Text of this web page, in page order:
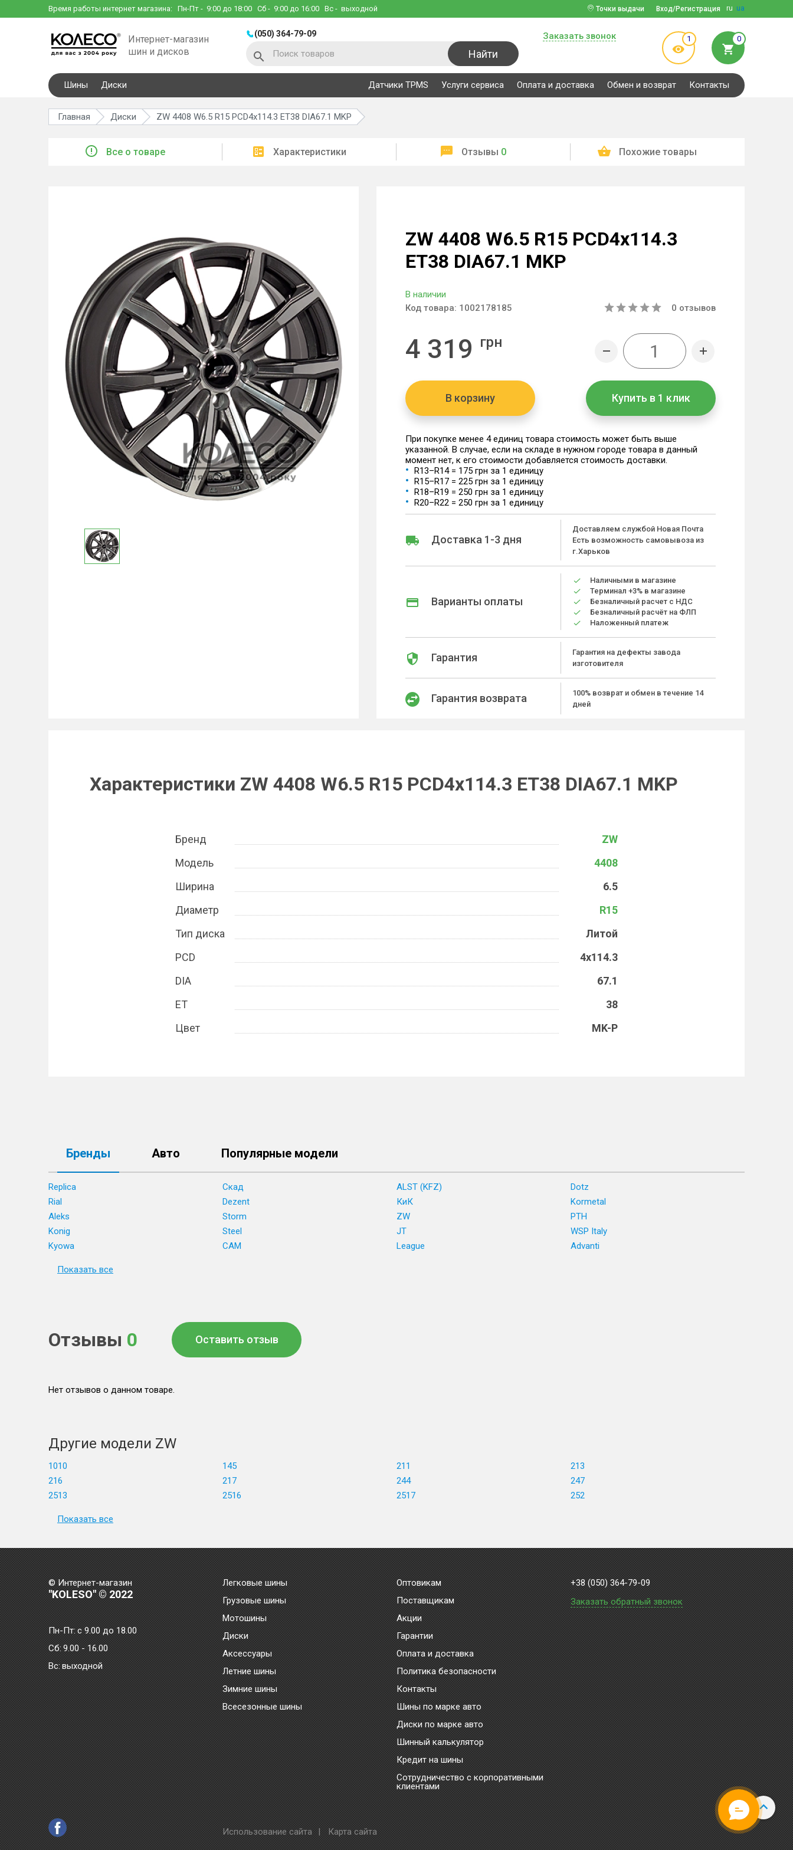
Время работы интернет магазина: Пн-Пт - 9:00 до 18:00 Сб - 9:00 до 16:00 Вс - выходной ru ua
Вход/Регистрация
Точки выдачи
Интернет-магазин
шин и дисков
(050) 364-79-09
Найти
Заказать звонок 1 0
Шины Диски Датчики TPMS Услуги сервиса Оплата и доставка Обмен и возврат Контакты
Главная Диски ZW 4408 W6.5 R15 PCD4x114.3 ET38 DIA67.1 MKP
Все о товаре Характеристики Отзывы 0 Похожие товары
ZW 4408 W6.5 R15 PCD4x114.3
ET38 DIA67.1 MKP
В наличии
Код товара: 1002178185 0 отзывов
4 319 грн
В корзину Купить в 1 клик
При покупке менее 4 единиц товара стоимость может быть выше
указанной. В случае, если на складе в нужном городе товара в данный
момент нет, к его стоимости добавляется стоимость доставки.
R13–R14 = 175 грн за 1 единицу
R15–R17 = 225 грн за 1 единицу
R18–R19 = 250 грн за 1 единицу
R20–R22 = 250 грн за 1 единицу
Доставка 1-3 дня
Доставляем службой Новая Почта
Есть возможность самовывоза из
г.Харьков
Варианты оплаты
Наличными в магазине
Терминал +3% в магазине
Безналичный расчет с НДС
Безналичный расчёт на ФЛП
Наложенный платеж
Гарантия
Гарантия на дефекты завода
изготовителя
Гарантия возврата
100% возврат и обмен в течение 14
дней
Характеристики ZW 4408 W6.5 R15 PCD4x114.3 ET38 DIA67.1 MKP
Бренд
ZW
Модель
4408
Ширина
6.5
Диаметр
R15
Тип диска
Литой
PCD
4x114.3
DIA
67.1
ET
38
Цвет
MK-P
Бренды Авто Популярные модели
Replica Скад ALST (KFZ)
Dotz
Rial
Dezent КиК
Kormetal
Aleks
Storm ZW
PTH
Konig
Steel JT
WSP Italy
Kyowa
CAM League Advanti
Показать все
Отзывы 0 Оставить отзыв
Нет отзывов о данном товаре.
Другие модели ZW
1010 145 211
213
216
217 244
247
2513
2516 2517 252
Показать все
© Интернет-магазин
"KOLESO" © 2022
Пн-Пт:с 9.00 до 18.00
Сб: 9.00 - 16.00
Bc: выходной
Легковые шины
Грузовые шины
Мотошины
Диски
Аксессуары
Летние шины
Зимние шины
Всесезонные шины
Оптовикам
Поставщикам
Акции
Гарантии
Оплата и доставка
Политика безопасности
Контакты
Шины по марке авто
Диски по марке авто
Шинный калькулятор
Кредит на шины
Сотрудничество с корпоративными
клиентами
+38 (050) 364-79-09
Заказать обратный звонок
Использование сайта | Карта сайта